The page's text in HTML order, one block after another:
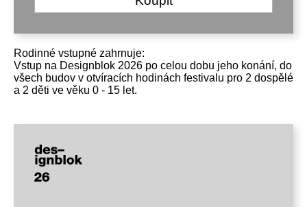
Rodinné vstupné zahrnuje:
Vstup na Designblok 2026 po celou dobu jeho konání, do
všech budov v otvíracích hodinách festivalu pro 2 dospělé
a 2 děti ve věku 0 - 15 let.